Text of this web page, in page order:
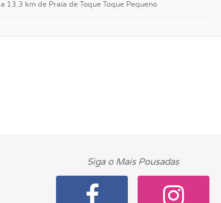
a 13.3 km de Praia de Toque Toque Pequeno
Siga o Mais Pousadas